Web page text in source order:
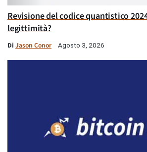
Revisione del codice quantistico
legittimità?
Di Jason Conor Agosto 3, 2026